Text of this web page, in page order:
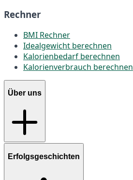
Rechner
BMI Rechner
Idealgewicht berechnen
Kalorienbedarf berechnen
Kalorienverbrauch berechnen
Über uns
Erfolgsgeschichten